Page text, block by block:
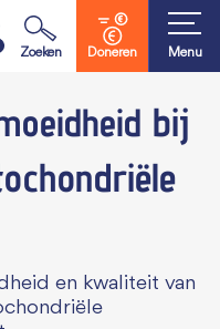
Zoeken Doneren Menu
bij
en kwaliteit van